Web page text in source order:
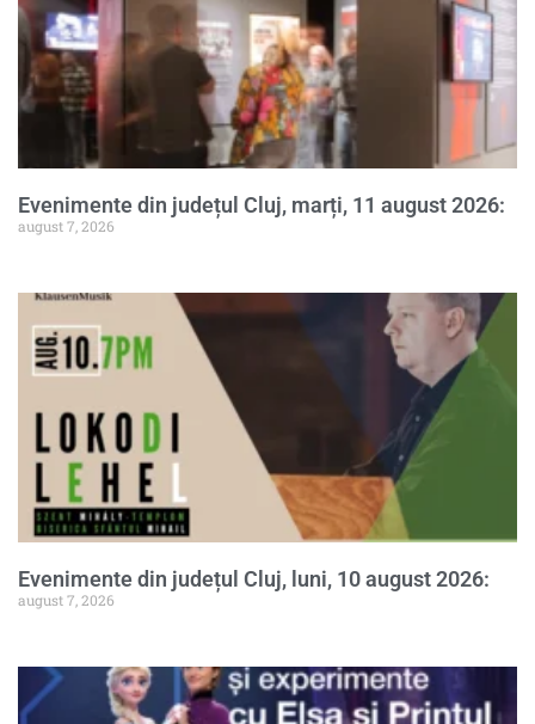
Evenimente din județul Cluj, marți, 11 august 2026:
august 7, 2026
Evenimente din județul Cluj, luni, 10 august 2026:
august 7, 2026